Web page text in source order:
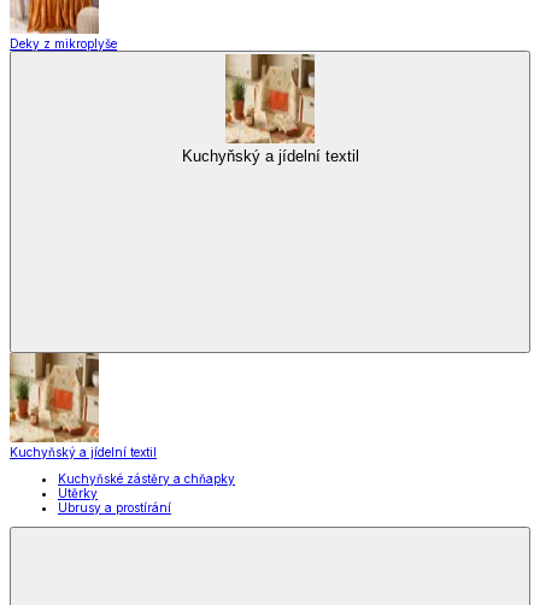
Deky z mikroplyše
Kuchyňský a jídelní textil
Kuchyňský a jídelní textil
Kuchyňské zástěry a chňapky
Utěrky
Ubrusy a prostírání